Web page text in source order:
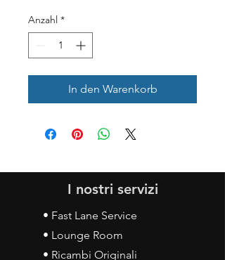
Anzahl *
In den Warenkorb
I nostri servizi
• Fast Lane Service
• Lounge Room
• Ricambi Originali